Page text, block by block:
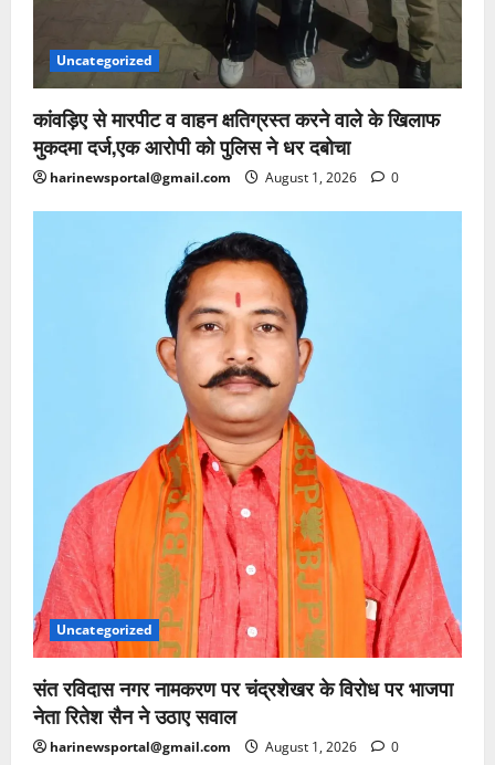
Uncategorized
कांवड़िए से मारपीट व वाहन क्षतिग्रस्त करने वाले के खिलाफ
मुकदमा दर्ज,एक आरोपी को पुलिस ने धर दबोचा
harinewsportal@gmail.com August 1, 2026 0
Uncategorized
संत रविदास नगर नामकरण पर चंद्रशेखर के विरोध पर भाजपा
नेता रितेश सैन ने उठाए सवाल
harinewsportal@gmail.com August 1, 2026 0